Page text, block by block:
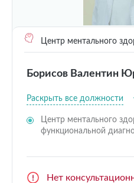
Центр ментального
Борисов Валентин
Раскрыть все должности
Центр ментального
функциональной
Нет